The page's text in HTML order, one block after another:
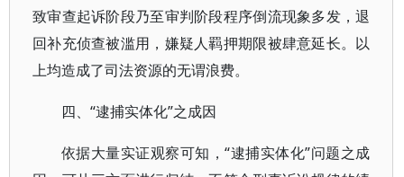
致审查起诉阶段乃至审判阶段程序倒流现象多发，退
回补充侦查被滥用，嫌疑人羁押期限被肆意延长。以
上均造成了司法资源的无谓浪费。
四、“逮捕实体化”之成因
依据大量实证观察可知，“逮捕实体化”问题之成